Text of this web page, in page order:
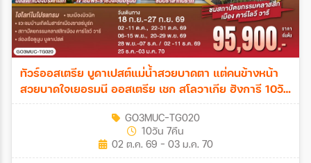
ทัวร์ออสเตรีย บูดาเปสต์แม่น้ำสวยบาดตา แต่คนข้างหน้า
สวยบาดใจเยอรมนี ออสเตรีย เชก สโลวาเกีย ฮังการี 10วัน
7คืน (TG)
GO3MUC-TG020
10วัน 7คืน
02 ต.ค. 69 - 03 ม.ค. 70